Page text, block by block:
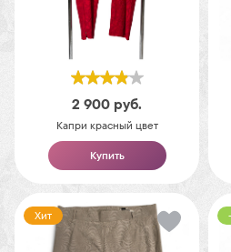
2 900 руб.
Капри красный цвет
Купить
Хит